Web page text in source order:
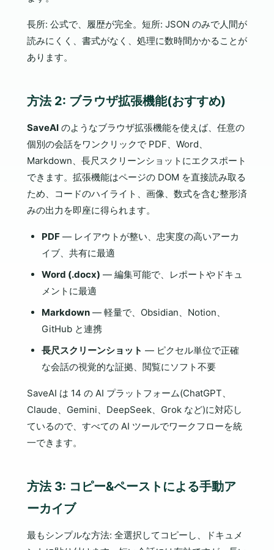
長所: 公式で、履歴が完全。短所: JSON のみで人間が
読みにくく、書式がなく、処理に数時間かかることが
あります。
方法 2: ブラウザ拡張機能(おすすめ)
SaveAI のようなブラウザ拡張機能を使えば、任意の
個別の会話をワンクリックで PDF、Word、
Markdown、長尺スクリーンショットにエクスポート
できます。拡張機能はページの DOM を直接読み取る
ため、コードのハイライト、画像、数式を含む整形済
みの出力を即座に得られます。
PDF — レイアウトが整い、忠実度の高いアーカ
イブ、共有に最適
Word (.docx) — 編集可能で、レポートやドキュ
メントに最適
Markdown — 軽量で、Obsidian、Notion、
GitHub と連携
長尺スクリーンショット — ピクセル単位で正確
な会話の視覚的な証拠、閲覧にソフト不要
SaveAI は 14 の AI プラットフォーム(ChatGPT、
Claude、Gemini、DeepSeek、Grok など)に対応し
ているので、すべての AI ツールでワークフローを統
一できます。
方法 3: コピー&ペーストによる手動ア
ーカイブ
最もシンプルな方法: 全選択してコピーし、ドキュメ